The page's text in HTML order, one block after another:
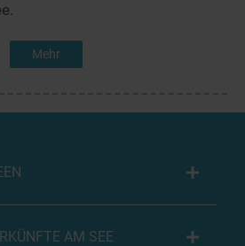
Mehr
AM SEE